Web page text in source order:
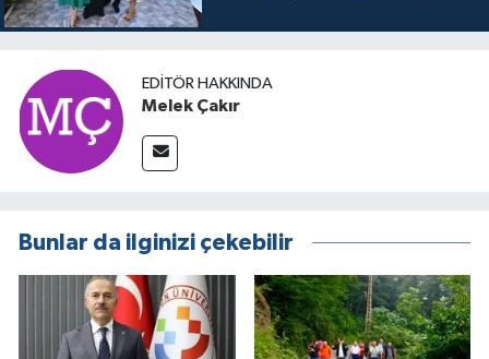
buluşuyo
EDITÖR HAKKINDA
Melek Çakır
Bunlar da ilginizi çekebilir